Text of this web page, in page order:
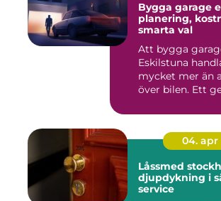
Bygga garage
planering,
smarta val
Att bygga
Eskilstuna
mycket mer än
över bilen. Ett
04. apr
Låssmed
djupdykning i
service